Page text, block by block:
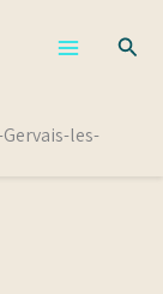
les-